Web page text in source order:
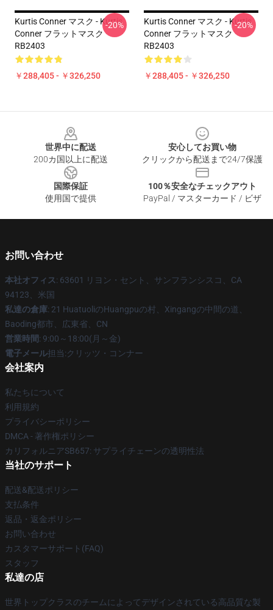
Kurtis Conner マスク - Kurtis
Conner フラットマスク
RB2403
￥288,405 - ￥326,250
-20%
Kurtis Conner マスク - Kurtis
Conner フラットマスク
RB2403
￥288,405 - ￥326,250
-20%
世界中に配送
200カ国以上に配送
安心してお買い物
クリックから配送まで24/7保護
国際保証
使用国で提供
100％安全なチェックアウト
PayPal / マスターカード / ビザ
お問い合わせ
本社オフィス: 63601 リヨン・セント、サンフランシスコ、CA
94123、米国
私達の倉庫: 21 HuatuoliのHuangpuの村、Xingangの中間の道、
Baoding都市、広東省、CN
営業時間: 9:00～18:00(月～金)
電子メール担当:クリッツ・コンナー
会社案内
私たちについて
利用規約
プライバシーポリシー
DMCA - 著作権ポリシー
カリフォルニアSB657: サプライチェーンの透明性法
当社のサポート
配送&配送ポリシー
支払条件
返品・返金ポリシー
お問い合わせ
カスタマーサポート(FAQ)
スタッフ
私達の店
世界トップクラスのチームによってデザインされている高品質な製